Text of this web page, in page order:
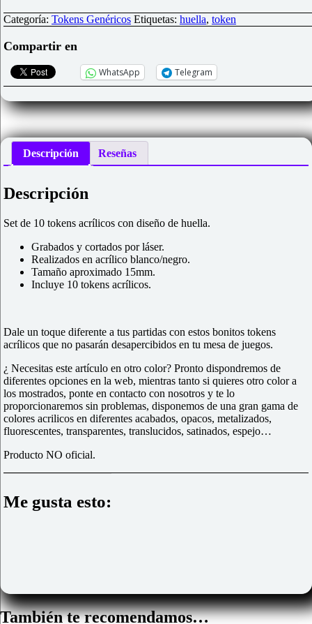
acrílicos
Huella
cantidad
Categoría: Tokens Genéricos Etiquetas: huella, token
Compartir en
WhatsApp Telegram
Descripción Reseñas
Descripción
Set de 10 tokens acrílicos con diseño de huella.
Grabados y cortados por láser.
Realizados en acrílico blanco/negro.
Tamaño aproximado 15mm.
Incluye 10 tokens acrílicos.
Dale un toque diferente a tus partidas con estos bonitos tokens
acrílicos que no pasarán desapercibidos en tu mesa de juegos.
¿ Necesitas este artículo en otro color? Pronto dispondremos de
diferentes opciones en la web, mientras tanto si quieres otro color a
los mostrados, ponte en contacto con nosotros y te lo
proporcionaremos sin problemas, disponemos de una gran gama de
colores acrilicos en diferentes acabados, opacos, metalizados,
fluorescentes, transparentes, translucidos, satinados, espejo…
Producto NO oficial.
Me gusta esto:
También te recomendamos…